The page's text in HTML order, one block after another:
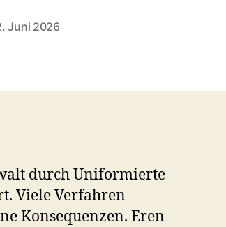
Juni 2026
durch Uniformierte
Viele Verfahren
Konsequenzen. Eren